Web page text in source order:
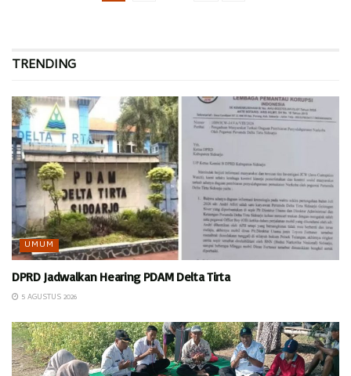
TRENDING
UMUM
DPRD Jadwalkan Hearing PDAM Delta Tirta
5 AGUSTUS 2026